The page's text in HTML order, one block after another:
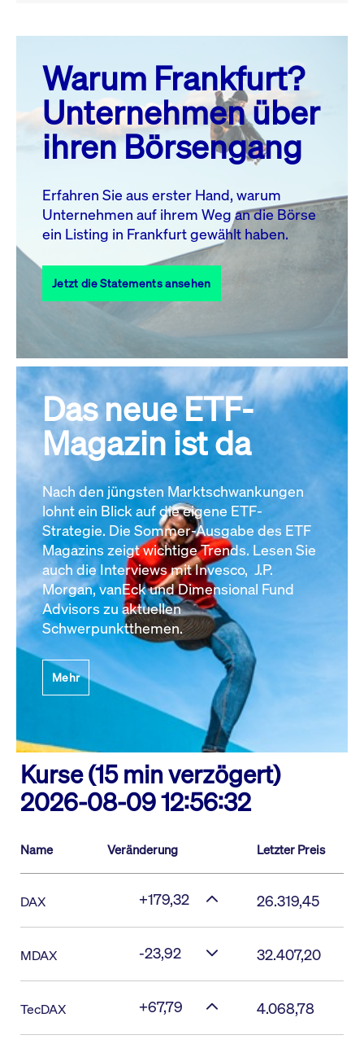
August 26
MO. DI. MI. DO. FR. SA. SO.
1
2
3
4 5 6 7 8
10 11 13 14
17
18 19 20 21 22
23
27 28
31
Alle Events
Warum Frankfurt?
Unternehmen über
ihren Börsengang
Erfahren Sie aus erster Hand, warum
Unternehmen auf ihrem Weg an die Börse
ein Listing in Frankfurt gewählt haben.
Jetzt die Statements ansehen
Das neue ETF-
Magazin ist da
Nach den jüngsten Marktschwankungen
lohnt ein Blick auf die eigene ETF-
Strategie. Die Sommer-Ausgabe des ETF
Magazins zeigt wichtige Trends. Lesen Sie
auch die Interviews mit Invesco, J.P.
Morgan, vanEck und Dimensional Fund
Advisors zu aktuellen
Schwerpunktthemen.
Mehr
Kurse (15 min verzögert)
2026-08-09 12:56:32
Name Veränderung Letzter Preis
DAX +179,32 26.319,45
MDAX -23,92 32.407,20
TecDAX +67,79 4.068,78